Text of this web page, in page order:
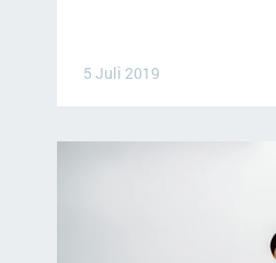
5 Juli 2019